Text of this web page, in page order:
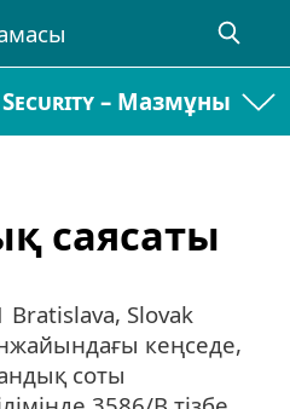
Security – Мазмұны
саясаты
Bratislava, Slovak
кеңседе,
соты